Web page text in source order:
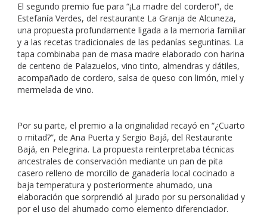
El segundo premio fue para “¡La madre del cordero!”, de
Estefanía Verdes, del restaurante La Granja de Alcuneza,
una propuesta profundamente ligada a la memoria familiar
y a las recetas tradicionales de las pedanías seguntinas. La
tapa combinaba pan de masa madre elaborado con harina
de centeno de Palazuelos, vino tinto, almendras y dátiles,
acompañado de cordero, salsa de queso con limón, miel y
mermelada de vino.
Por su parte, el premio a la originalidad recayó en “¿Cuarto
o mitad?”, de Ana Puerta y Sergio Bajá, del Restaurante
Bajá, en Pelegrina. La propuesta reinterpretaba técnicas
ancestrales de conservación mediante un pan de pita
casero relleno de morcillo de ganadería local cocinado a
baja temperatura y posteriormente ahumado, una
elaboración que sorprendió al jurado por su personalidad y
por el uso del ahumado como elemento diferenciador.